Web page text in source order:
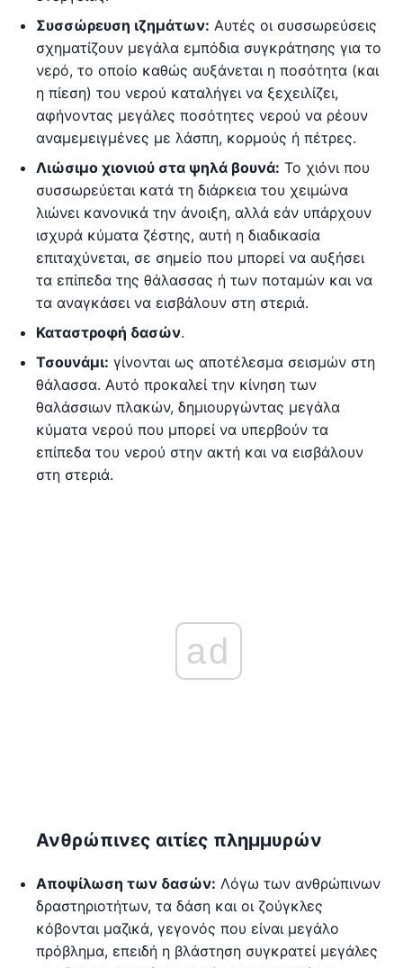
Συσσώρευση ιζημάτων: Αυτές οι συσσωρεύσεις
σχηματίζουν μεγάλα εμπόδια συγκράτησης για το
νερό, το οποίο καθώς αυξάνεται η ποσότητα (και
η πίεση) του νερού καταλήγει να ξεχειλίζει,
αφήνοντας μεγάλες ποσότητες νερού να ρέουν
αναμεμειγμένες με λάσπη, κορμούς ή πέτρες.
Λιώσιμο χιονιού στα ψηλά βουνά: Το χιόνι που
συσσωρεύεται κατά τη διάρκεια του χειμώνα
λιώνει κανονικά την άνοιξη, αλλά εάν υπάρχουν
ισχυρά κύματα ζέστης, αυτή η διαδικασία
επιταχύνεται, σε σημείο που μπορεί να αυξήσει
τα επίπεδα της θάλασσας ή των ποταμών και να
τα αναγκάσει να εισβάλουν στη στεριά.
Καταστροφή δασών.
Τσουνάμι: γίνονται ως αποτέλεσμα σεισμών στη
θάλασσα. Αυτό προκαλεί την κίνηση των
θαλάσσιων πλακών, δημιουργώντας μεγάλα
κύματα νερού που μπορεί να υπερβούν τα
επίπεδα του νερού στην ακτή και να εισβάλουν
στη στεριά.
ad
Ανθρώπινες αιτίες πλημμυρών
Αποψίλωση των δασών: Λόγω των ανθρώπινων
δραστηριοτήτων, τα δάση και οι ζούγκλες
κόβονται μαζικά, γεγονός που είναι μεγάλο
πρόβλημα, επειδή η βλάστηση συγκρατεί μεγάλες